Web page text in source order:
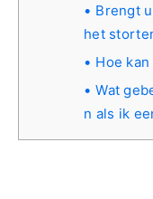
Brengt
het
Hoe
Wat
n als ik